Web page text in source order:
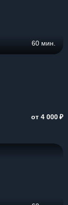
60 мин.
от 4 000₽